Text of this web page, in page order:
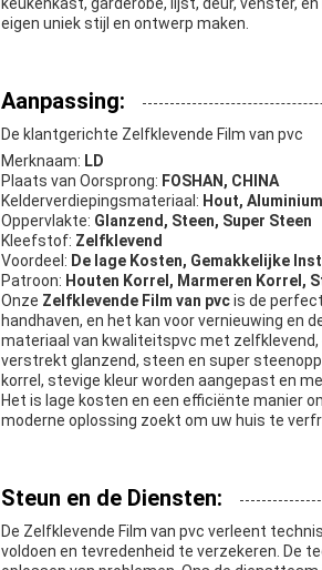
keukenkast, garderobe, lijst, deur, venster,
eigen uniek stijl en ontwerp maken.
Aanpassing:
De klantgerichte Zelfklevende Film van pvc
Merknaam: LD
Plaats van Oorsprong: FOSHAN, CHINA
Kelderverdiepingsmateriaal: Hout,
Oppervlakte: Glanzend, Steen, Super Steen
Kleefstof: Zelfklevend
Voordeel: De lage Kosten, Gemakkelijke
Patroon: Houten Korrel, Marmeren Korrel,
Onze Zelfklevende Film van pvcis de
handhaven, en het kan voor vernieuwing en
materiaal van kwaliteitspvc met
verstrekt glanzend, steen en super
korrel, stevige kleur worden aangepast en
Het is lage kosten en een efficiënte manier
moderne oplossing zoekt om uw huis te
Steun en de Diensten:
De Zelfklevende Film van pvc verleent
voldoen en tevredenheid te verzekeren. De